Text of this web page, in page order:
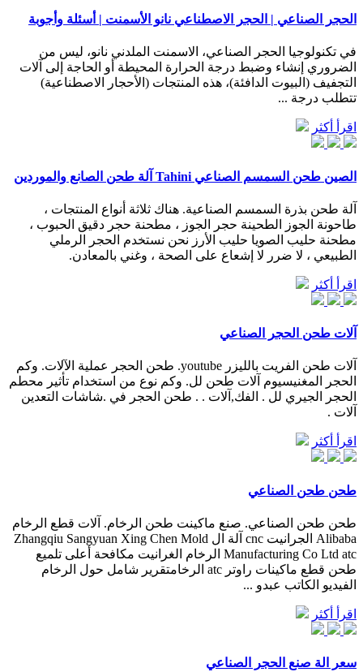
الحجر الصناعي | الحجر الاصطناعي نانو الأسمنت | أسئلة وأجوبة
في تكنولوجيا الحجر الصناعي، الاسمنت الملدني نانو، ليس من
الضروري إنشاء وضبط درجة الحرارة المحيطة أو الحاجة إلى آلات
التجفيف (البيوت الدافئة)، هذه المنتجات (الأحجار الاصطناعية)
تتطلب درجة ...
اقرأ أكثر
الصين طحن السمسم الصناعي Tahini آلة طحن الصانع والموردين
آلة طحن بذرة السمسم الصناعية. هناك ثلاثة أنواع المنتجات ،
طاحونة الجوز الطحينة حجر الجوز ، مطحنة حجر دقيق الحبوب ،
مطحنة حليب الصويا حليب الأرز نحن نستخدم الحجر الرملي
الطبيعي ، لا ضرر لا إشعاع على الصحة ، وغني بالمعادن.
اقرأ أكثر
آلات طحن الحجر الصناعي
آلات طحن الفريت بالليزر youtube. طحن الحجر عملية الآلات. وكم
الحجر المغنيسيوم آلات طحن لل. وكم نوع من استخدام تأثير محطم
الحجر الجيري لل . الفك,آلات . . طحن الحجر في .شاشات التعدين
آلات .
اقرأ أكثر
طحن طحن الصناعي
طحن طحن الصناعي. صنع ماكينت طحن الرخام. آلات قطع الرخام
Alibaba الجرانيت cnc آلة ال Zhangqiu Sangyuan Xing Chen Mold
Manufacturing Co Ltd atc الرخام الغرانيت مكافحة أعلى تلميع
طحن قطع ماكينات راوتر atc الرخامتقرير شامل حول الرخام
الفيديو الكاتب عبدو ...
اقرأ أكثر
سعر الة صنع الحجر الصناعي